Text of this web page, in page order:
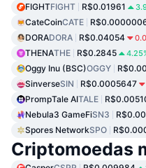
FIGHTFIGHT R$0.01961
CateCoinCATE
DORADORA R$0.04054
THENATHE R$0.2845
Oggy Inu (BSC)OGGY
SinverseSIN R$0.0005647
PrompTale AITALE
Nebula3 GameFiSN3
Spores NetworkSPO
Criptomoedas